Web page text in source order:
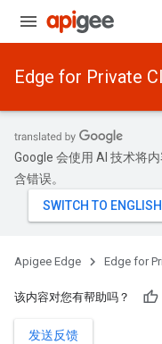
Edge for Private
Google 会使用 AI 技术将
含错误。
Apigee Edge Edge for
该内容对您有帮助吗？
发送反馈